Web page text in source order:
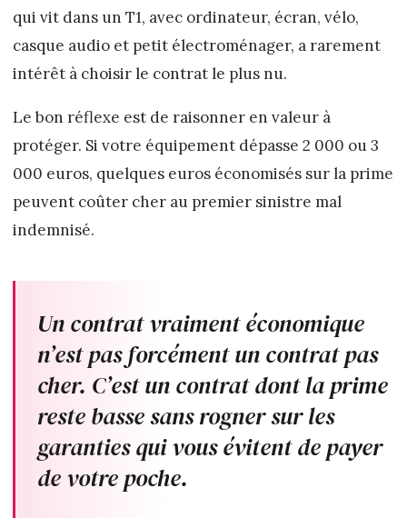
qui vit dans un T1, avec ordinateur, écran, vélo,
casque audio et petit électroménager, a rarement
intérêt à choisir le contrat le plus nu.
Le bon réflexe est de raisonner en valeur à
protéger. Si votre équipement dépasse 2 000 ou 3
000 euros, quelques euros économisés sur la prime
peuvent coûter cher au premier sinistre mal
indemnisé.
Un contrat vraiment économique
n’est pas forcément un contrat pas
cher. C’est un contrat dont la prime
reste basse sans rogner sur les
garanties qui vous évitent de payer
de votre poche.